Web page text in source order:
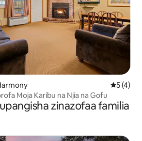
5 (4)
Moja Karibu na Njia na Gofu
zinazofaa familia